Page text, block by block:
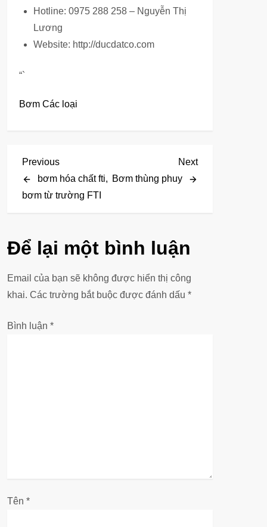
Hotline: 0975 288 258 – Nguyễn Thị
Lương
Website: http://ducdatco.com
“`
Bơm Các loại
Đ
i
u
h
ư
ớ
i
Previous
Post
Previous
bơm hóa chất fti,
bơm từ trường FTI
Next
Next
Bơm thùng phuy
Để lại một bình luận
Email của bạn sẽ không được hiển thị công
khai. Các trường bắt buộc được đánh dấu *
Bình luận *
Tên *